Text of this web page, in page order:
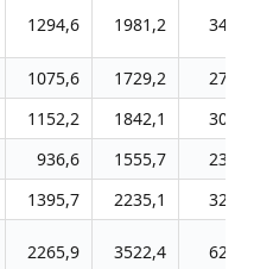
1294,6 1981,2
1075,6 1729,2
1152,2 1842,1
936,6 1555,7
1395,7 2235,1
2265,9 3522,4